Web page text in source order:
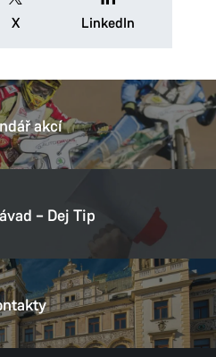
X LinkedIn
akcí
– Dej Tip